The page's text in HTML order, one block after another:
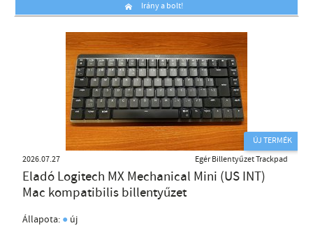
Irány a bolt!
ÚJ TERMÉK
2026.07.27
Egér Billentyűzet Trackpad
Eladó Logitech MX Mechanical Mini (US INT)
Mac kompatibilis billentyűzet
Állapota: ● új